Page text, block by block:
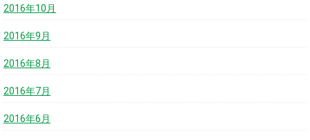
2016年10月
2016年9月
2016年8月
2016年7月
2016年6月